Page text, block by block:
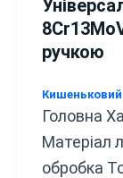
ручкою
Кишеньковий
Головна
Матеріал
обробка